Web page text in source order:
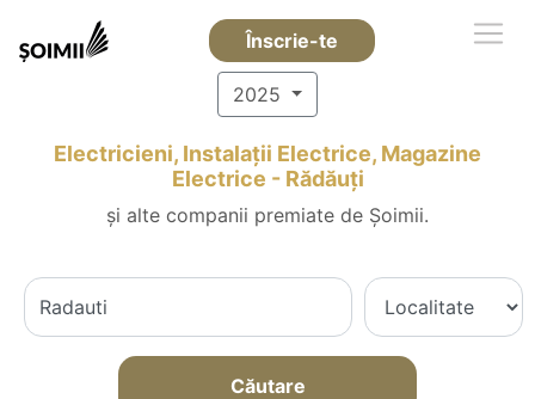
Înscrie-te
2025
Electricieni, Instalații Electrice, Magazine
Electrice - Rădăuţi
și alte companii premiate de Șoimii.
Căutare